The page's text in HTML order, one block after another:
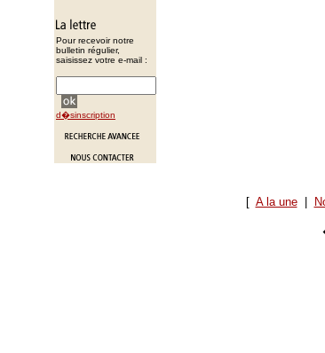
Pour recevoir notre
bulletin régulier,
saisissez votre e-mail :
d�sinscription
[ A la une|